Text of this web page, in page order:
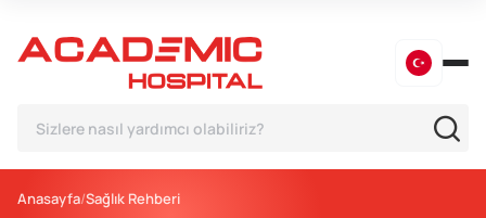
Anasayfa Sağlık Rehberi